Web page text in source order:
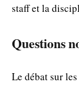
staff et la
Questions
Le débat sur